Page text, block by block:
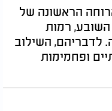
הראשונה של
רמות
לדבריהם, השילוב
ופחמימות